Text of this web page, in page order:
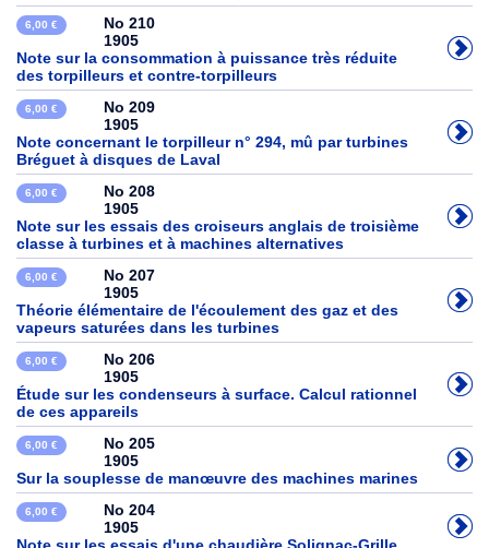
6,00 €
No 210
1905
Note sur la consommation à puissance très réduite
des torpilleurs et contre-torpilleurs
6,00 €
No 209
1905
Note concernant le torpilleur n° 294, mû par turbines
Bréguet à disques de Laval
6,00 €
No 208
1905
Note sur les essais des croiseurs anglais de troisième
classe à turbines et à machines alternatives
6,00 €
No 207
1905
Théorie élémentaire de l'écoulement des gaz et des
vapeurs saturées dans les turbines
6,00 €
No 206
1905
Étude sur les condenseurs à surface. Calcul rationnel
de ces appareils
6,00 €
No 205
1905
Sur la souplesse de manœuvre des machines marines
6,00 €
No 204
1905